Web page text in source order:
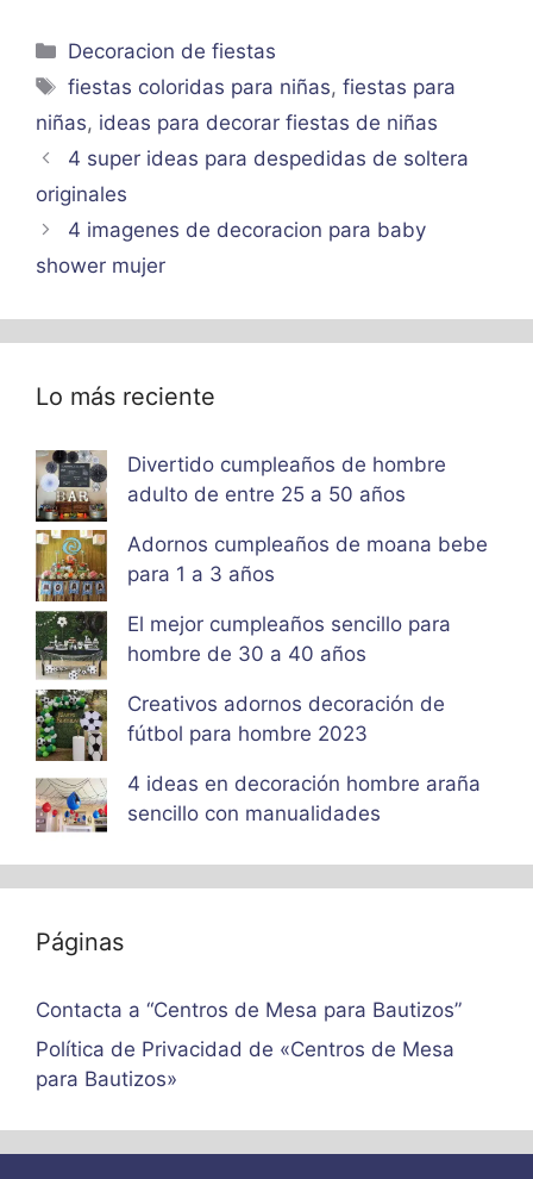
Categorías
Decoracion de fiestas
Etiquetas
fiestas coloridas para niñas,fiestas para
niñas, ideas para decorar fiestas de niñas
4 super ideas para despedidas de soltera
originales
4 imagenes de decoracion para baby
shower mujer
Lo más reciente
Divertido cumpleaños de hombre
adulto de entre 25 a 50 años
Adornos cumpleaños de moana bebe
para 1 a 3 años
El mejor cumpleaños sencillo para
hombre de 30 a 40 años
Creativos adornos decoración de
fútbol para hombre 2023
4 ideas en decoración hombre araña
sencillo con manualidades
Páginas
Contacta a “Centros de Mesa para Bautizos”
Política de Privacidad de «Centros de Mesa
para Bautizos»